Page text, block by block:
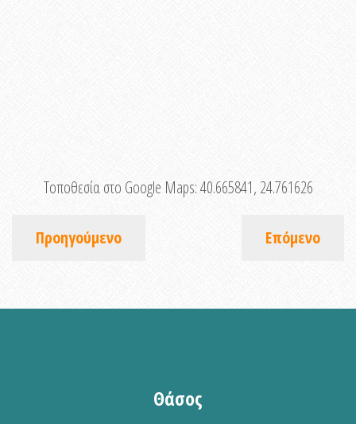
Τοποθεσία στο Google Maps:40.665841, 24.761626
Προηγούμενο Επόμενο
Θάσος